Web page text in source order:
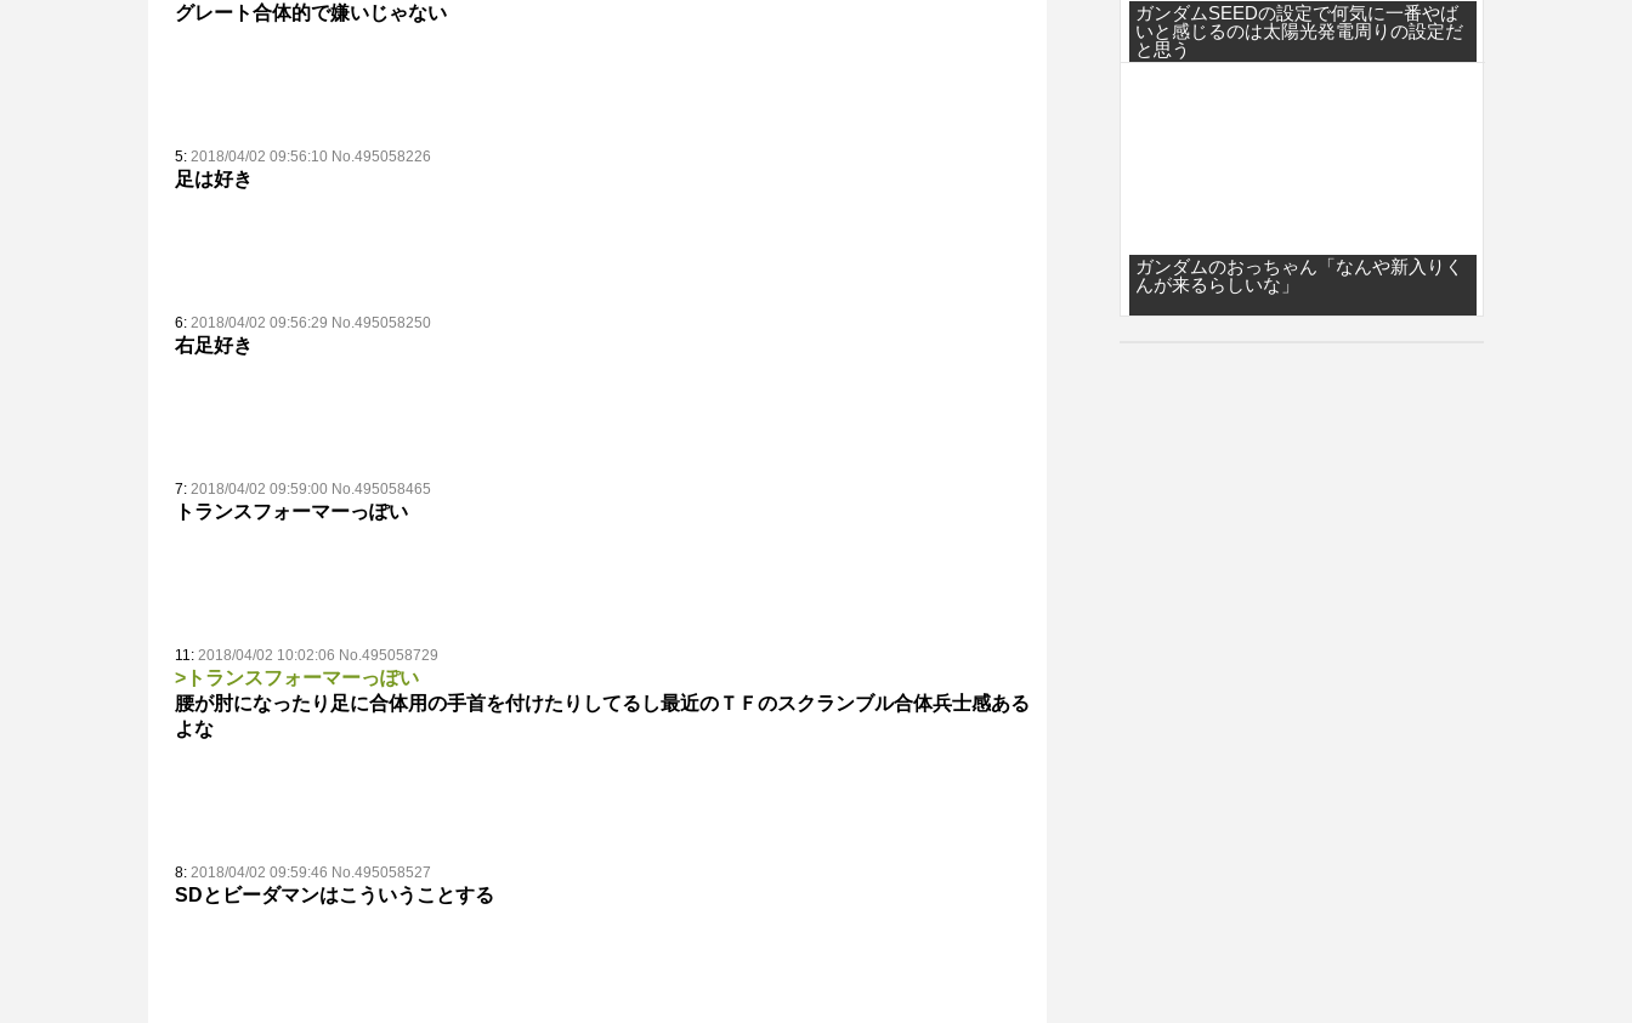
グレート合体的で嫌いじゃない
5: 2018/04/02 09:56:10 No.495058226
足は好き
6: 2018/04/02 09:56:29 No.495058250
右足好き
7: 2018/04/02 09:59:00 No.495058465
トランスフォーマーっぽい
11: 2018/04/02 10:02:06 No.495058729
>トランスフォーマーっぽい
腰が肘になったり足に合体用の手首を付けたりしてるし最近のＴＦのスクランブル合体兵士感ある
よな
8: 2018/04/02 09:59:46 No.495058527
SDとビーダマンはこういうことする
ガンダムSEEDの設定で何気に一番やば
いと感じるのは太陽光発電周りの設定だ
と思う
ガンダムのおっちゃん「なんや新入りく
んが来るらしいな」